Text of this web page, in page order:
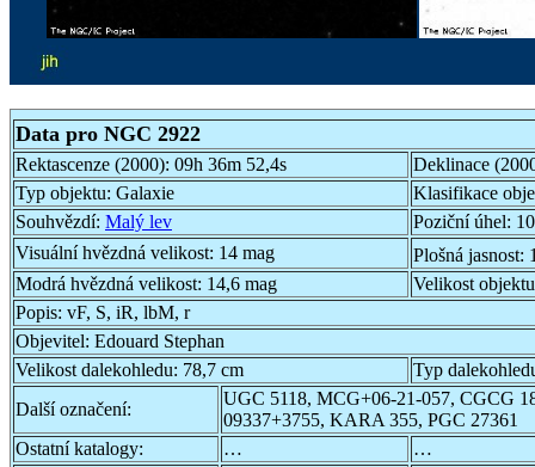
Data pro NGC 2922
Rektascenze (2000): 09h 36m 52,4s
Deklinace
Typ objektu: Galaxie
Klasifikace
Souhvězdí: Malý lev Poziční úhel:
Visuální hvězdná velikost: 14 mag Plošná jasnost:
Modrá hvězdná velikost: 14,6 mag
Velikost
Popis: vF, S, iR, lbM, r
Objevitel: Edouard Stephan
Velikost dalekohledu: 78,7 cm
Typ
Další označení:
UGC 5118, MCG+06-21-057, CGCG
09337+3755, KARA 355, PGC 27361
Ostatní katalogy:
…
…